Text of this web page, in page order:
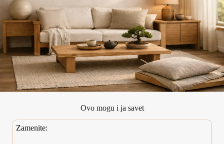
Ovo mogu i ja savet
Zamenite: